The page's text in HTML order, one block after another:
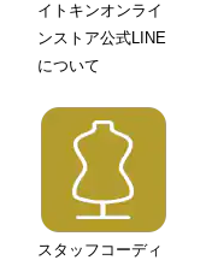
イトキンオンライ
ンストア公式LINE
について
スタッフコーディ